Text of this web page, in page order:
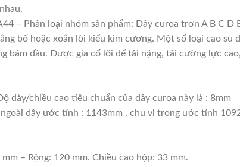
– Phân loại nhóm sản phẩm: Dây curoa trơn A B C D
bố hoặc xoắn lõi kiểu kim cương. Một số loại cao su
bám dầu. Được gia cố lõi để tải nặng, tải cường lực
dày/chiều cao tiêu chuẩn của dây curoa này là : 8mm
dây ước tính : 1143mm , chu vi trong ước tính
– Rộng: 120 mm. Chiều cao hộp: 33 mm.